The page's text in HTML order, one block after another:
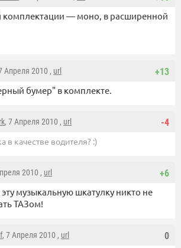
комплектации — моно, в расширенной
+13
Апреля 2010 , url
бумер" в комплекте.
-4
, 7 Апреля 2010 , url
в качестве водителя? :)
+6
2010 , url
музыкальную шкатулку никто не
ТАЗом!
0
, 7 Апреля 2010 , url